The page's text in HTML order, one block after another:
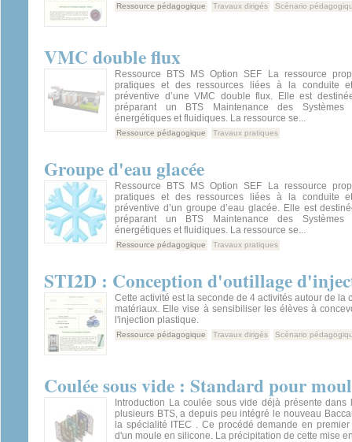
Ressource pédagogique Travaux dirigés Scénario
VMC double flux
Ressource BTS MS Option SEF La ressource
pratiques et des ressources liées à la conduite
préventive d’une VMC double flux. Elle est
préparant un BTS Maintenance des Systèmes
énergétiques et fluidiques. La ressource se...
Ressource pédagogique Travaux pratiques
Groupe d'eau glacée
Ressource BTS MS Option SEF La ressource
pratiques et des ressources liées à la conduite
préventive d’un groupe d’eau glacée. Elle est
préparant un BTS Maintenance des Systèmes
énergétiques et fluidiques. La ressource se...
Ressource pédagogique Travaux pratiques
STI2D : Conception d'outillage
Cette activité est la seconde de 4 activités autour de la
matériaux. Elle vise à sensibiliser les élèves à
l'injection plastique.
Ressource pédagogique Travaux dirigés Scénario
Coulée sous vide : Standard pour
Introduction La coulée sous vide déjà présente dans
plusieurs BTS, a depuis peu intégré le nouveau
la spécialité ITEC . Ce procédé demande en
d'un moule en silicone. La précipitation de cette mise